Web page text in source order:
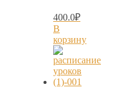
400.0₽
В
корзину